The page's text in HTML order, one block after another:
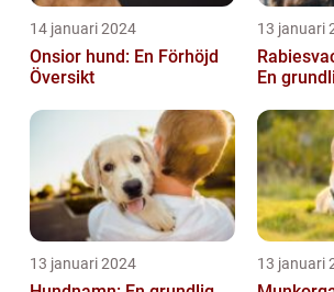
14 januari 2024
Onsior hund: En Förhöjd
Översikt
13 januari
En
13 januari 2024 13 januari